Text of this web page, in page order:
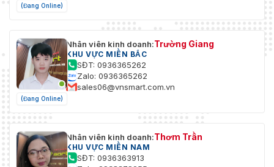
(Đang Online)
(Đang Online)
Nhân viên kinh doanh:Trường Giang
KHU VỰC MIỀN BẮC
SĐT: 0936365262
Zalo: 0936365262
sales06@vnsmart.com.vn
Nhân viên kinh doanh:Thơm Trần
KHU VỰC MIỀN NAM
SĐT: 0936363913